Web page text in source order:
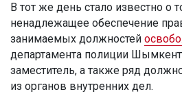
В тот же день стало известно о
ненадлежащее обеспечение
занимаемых должностей
департамента полиции
заместитель, а также ряд
из органов внутренних дел.